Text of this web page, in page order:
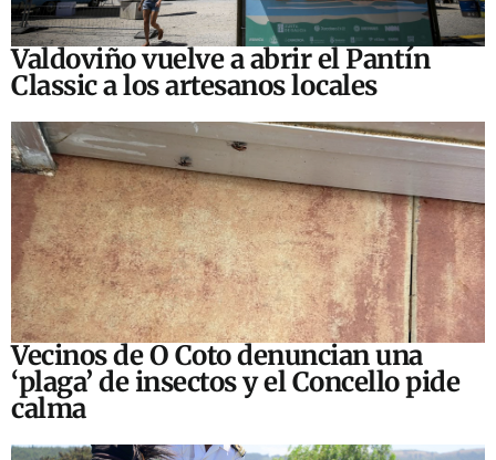
Valdoviño vuelve a abrir el Pantín
Classic a los artesanos locales
Vecinos de O Coto denuncian una
‘plaga’ de insectos y el Concello pide
calma